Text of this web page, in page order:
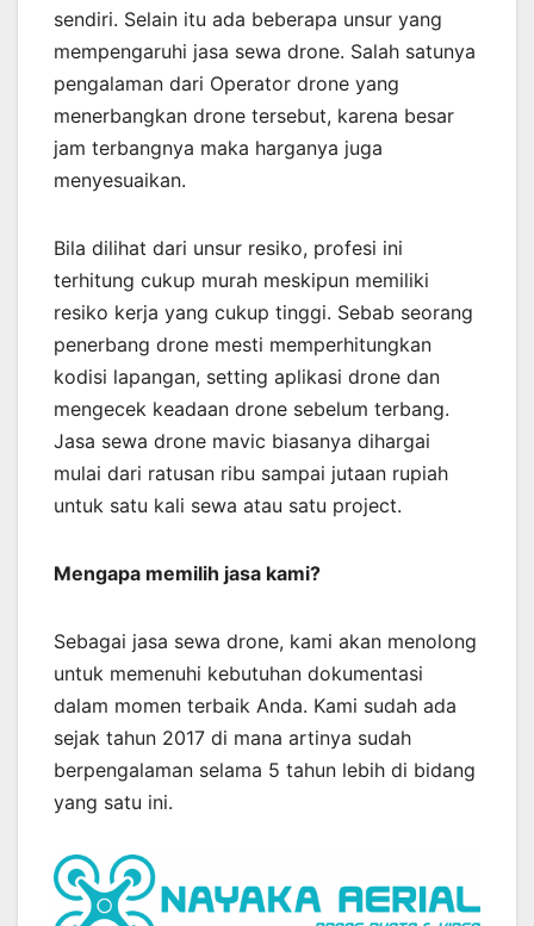
sendiri. Selain itu ada beberapa unsur yang
mempengaruhi jasa sewa drone. Salah satunya
pengalaman dari Operator drone yang
menerbangkan drone tersebut, karena besar
jam terbangnya maka harganya juga
menyesuaikan.
Bila dilihat dari unsur resiko, profesi ini
terhitung cukup murah meskipun memiliki
resiko kerja yang cukup tinggi. Sebab seorang
penerbang drone mesti memperhitungkan
kodisi lapangan, setting aplikasi drone dan
mengecek keadaan drone sebelum terbang.
Jasa sewa drone mavic biasanya dihargai
mulai dari ratusan ribu sampai jutaan rupiah
untuk satu kali sewa atau satu project.
Mengapa memilih jasa kami?
Sebagai jasa sewa drone, kami akan menolong
untuk memenuhi kebutuhan dokumentasi
dalam momen terbaik Anda. Kami sudah ada
sejak tahun 2017 di mana artinya sudah
berpengalaman selama 5 tahun lebih di bidang
yang satu ini.